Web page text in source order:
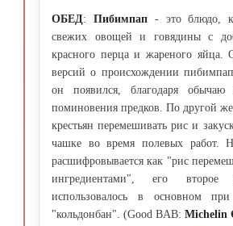
ОБЕД: Пибимпап- это блюдо,
свежих овощей и говядины с
красного перца и жареного яйца.
версий о происхождении
он появился, благодаря обычаю
поминовения предков. По другой
крестьян перемешивать рис и
чашке во время полевых работ.
расшифровывается как "рис
ингредиентами", его второе
использовалось в основном
"кольдонбан". (Good BAB: Michelin